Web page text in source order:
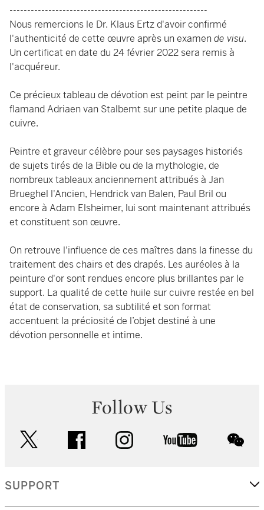
--------------------------------------------------------
Nous remercions le Dr. Klaus Ertz d'avoir confirmé
l'authenticité de cette œuvre après un examen de visu.
Un certificat en date du 24 février 2022 sera remis à
l'acquéreur.
Ce précieux tableau de dévotion est peint par le peintre
flamand Adriaen van Stalbemt sur une petite plaque de
cuivre.
Peintre et graveur célèbre pour ses paysages historiés
de sujets tirés de la Bible ou de la mythologie, de
nombreux tableaux anciennement attribués à Jan
Brueghel l'Ancien, Hendrick van Balen, Paul Bril ou
encore à Adam Elsheimer, lui sont maintenant attribués
et constituent son œuvre.
On retrouve l'influence de ces maîtres dans la finesse du
traitement des chairs et des drapés. Les auréoles à la
peinture d'or sont rendues encore plus brillantes par le
support. La qualité de cette huile sur cuivre restée en bel
état de conservation, sa subtilité et son format
accentuent la préciosité de l’objet destiné à une
dévotion personnelle et intime.
Follow Us
facebook instagram youtube
SUPPORT